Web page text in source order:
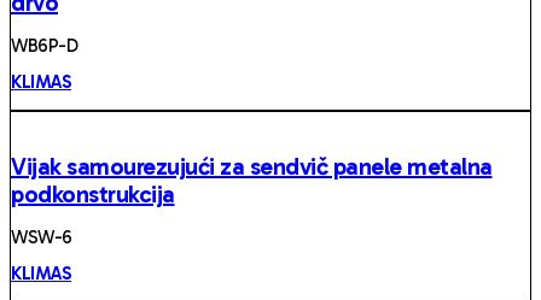
WB6P-D
KLIMAS
Vijak samourezujući za sendvič panele metalna
podkonstrukcija
WSW-6
KLIMAS